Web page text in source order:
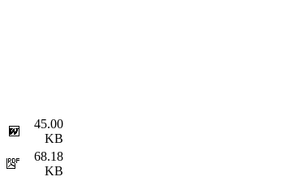
45.00
KB
68.18
KB